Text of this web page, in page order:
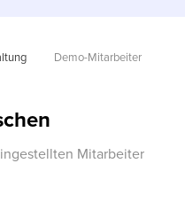
Demo-Mitarbeiter
Mitarbeiter